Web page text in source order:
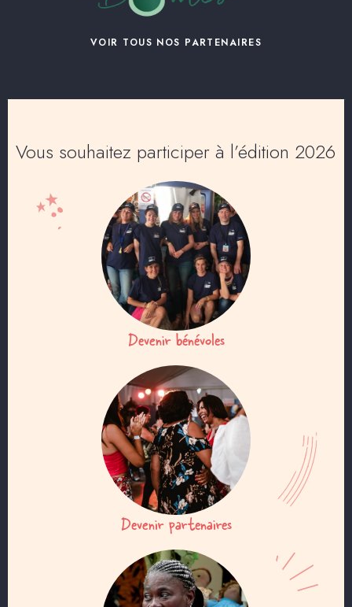
VOIR TOUS NOS PARTENAIRES
Vous souhaitez participer à l’édition 2026
Devenir bénévoles
Devenir partenaires